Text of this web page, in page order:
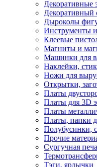
Декоративные
Декоративный
Дыроколы
Инструменты
Клеевые
Магниты и
Машинки для
Наклейки,
Ножи для
Открытки,
Платы
Платы для 3D
Платы
Платы, папки
Полубусинки,
Прочие
Сургучная
Тэги, ярлычки